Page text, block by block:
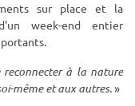
sur place et la
week-end entier
reconnecter à la nature
même et aux autres.»